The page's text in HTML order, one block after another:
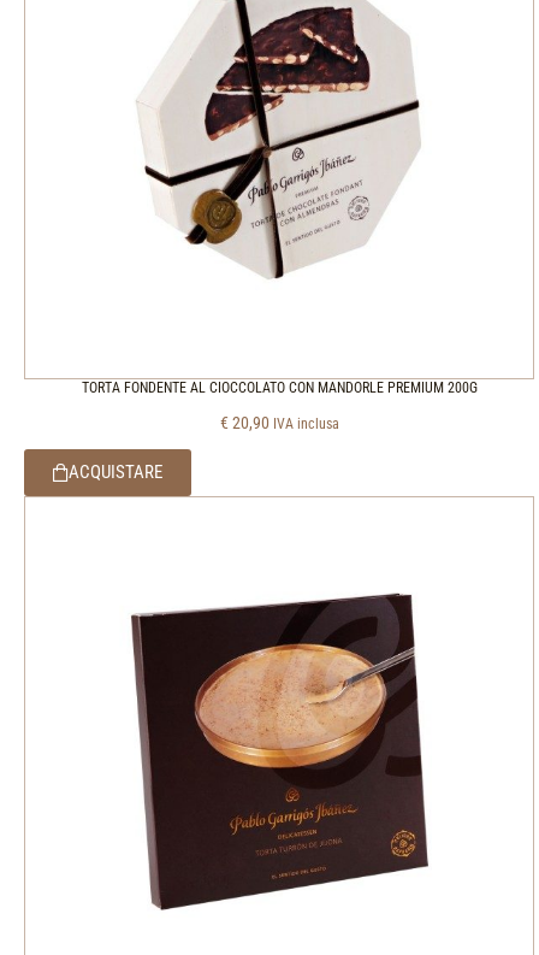
TORTA FONDENTE AL CIOCCOLATO CON MANDORLE PREMIUM 200G
€ 20,90 IVA inclusa
ACQUISTARE